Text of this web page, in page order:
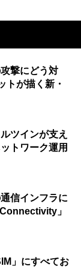
撃にどう対
が描く新・
ツインが支え
トワーク運用
信インフラに
」
」にすべてお